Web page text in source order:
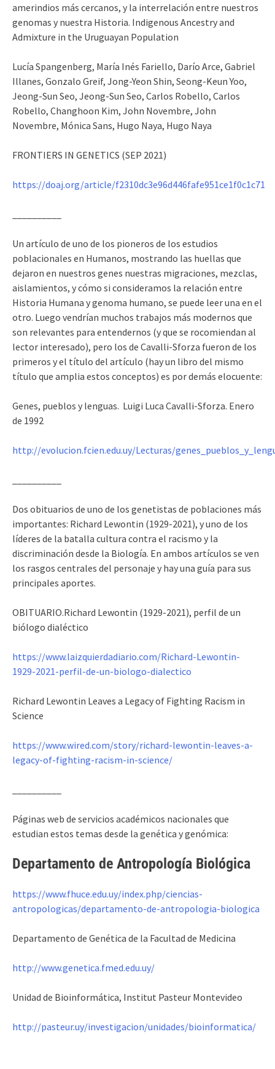
amerindios más cercanos, y la interrelación entre nuestros
genomas y nuestra Historia. Indigenous Ancestry and
Admixture in the Uruguayan Population
Lucía Spangenberg, María Inés Fariello, Darío Arce, Gabriel
Illanes, Gonzalo Greif, Jong-Yeon Shin, Seong-Keun Yoo,
Jeong-Sun Seo, Jeong-Sun Seo, Carlos Robello, Carlos
Robello, Changhoon Kim, John Novembre, John
Novembre, Mónica Sans, Hugo Naya, Hugo Naya
FRONTIERS IN GENETICS (SEP 2021)
https://doaj.org/article/f2310dc3e96d446fafe951ce1f0c1c71
Un artículo de uno de los pioneros de los estudios
poblacionales en Humanos, mostrando las huellas que
dejaron en nuestros genes nuestras migraciones, mezclas,
aislamientos, y cómo si consideramos la relación entre
Historia Humana y genoma humano, se puede leer una en el
otro. Luego vendrían muchos trabajos más modernos que
son relevantes para entendernos (y que se rocomiendan al
lector interesado), pero los de Cavalli-Sforza fueron de los
primeros y el título del artículo (hay un libro del mismo
título que amplia estos conceptos) es por demás elocuente:
Genes, pueblos y lenguas. Luigi Luca Cavalli-Sforza. Enero
de 1992
http://evolucion.fcien.edu.uy/Lecturas/
Dos obituarios de uno de los genetistas de poblaciones más
importantes: Richard Lewontin (1929-2021), y uno de los
líderes de la batalla cultura contra el racismo y la
discriminación desde la Biología. En ambos artículos se ven
los rasgos centrales del personaje y hay una guía para sus
principales aportes.
OBITUARIO.Richard Lewontin (1929-2021), perfil de un
biólogo dialéctico
https://www.laizquierdadiario.com/Richard-Lewontin-
1929-2021-perfil-de-un-biologo-dialectico
Richard Lewontin Leaves a Legacy of Fighting Racism in
Science
https://www.wired.com/story/richard-lewontin-leaves-a-
legacy-of-fighting-racism-in-science/
Páginas web de servicios académicos nacionales que
estudian estos temas desde la genética y genómica:
Departamento de Antropología Biológica
https://www.fhuce.edu.uy/index.php/ciencias-
antropologicas/departamento-de-antropologia-biologica
Departamento de Genética de la Facultad de Medicina
http://www.genetica.fmed.edu.uy/
Unidad de Bioinformática, Institut Pasteur Montevideo
http://pasteur.uy/investigacion/unidades/bioinformatica/